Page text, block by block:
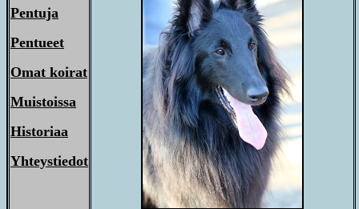
Pentuja
Pentueet
Omat koirat
Muistoissa
Historiaa
Yhteystiedot